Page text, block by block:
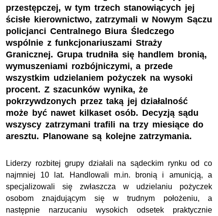
przestępczej, w tym trzech stanowiących jej
ścisłe kierownictwo, zatrzymali w Nowym Sączu
policjanci Centralnego Biura Śledczego
wspólnie z funkcjonariuszami Straży
Granicznej. Grupa trudniła się handlem bronią,
wymuszeniami rozbójniczymi, a przede
wszystkim udzielaniem pożyczek na wysoki
procent. Z szacunków wynika, że
pokrzywdzonych przez taką jej działalność
może być nawet kilkaset osób. Decyzją sądu
wszyscy zatrzymani trafili na trzy miesiące do
aresztu. Planowane są kolejne zatrzymania.
Liderzy rozbitej grupy działali na sądeckim rynku od co
najmniej 10 lat. Handlowali m.in. bronią i amunicją, a
specjalizowali się zwłaszcza w udzielaniu pożyczek
osobom znajdującym się w trudnym położeniu, a
następnie narzucaniu wysokich odsetek praktycznie